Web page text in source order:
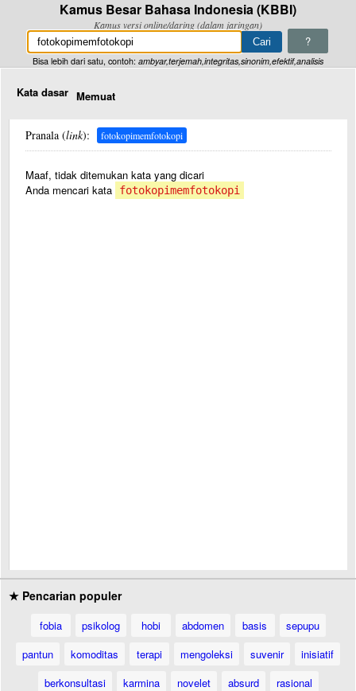
Kamus Besar Bahasa Indonesia (KBBI)
Kamus versi online/daring (dalam jaringan)
?
Bisa lebih dari satu, contoh: ambyar,terjemah,integritas,sinonim,efektif,analisis
Kata dasar Memuat
Pranala (link): fotokopimemfotokopi
Maaf, tidak ditemukan kata yang dicari
Anda mencari kata
fotokopimemfotokopi
★ Pencarian populer
fobia psikolog hobi abdomen basis
sepupu
pantun
komoditas terapi mengoleksi suvenir
inisiatif
berkonsultasi
karmina novelet absurd
rasional